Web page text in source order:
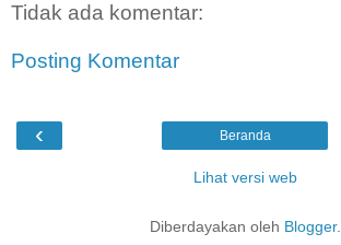
Tidak ada komentar:
Posting Komentar
‹ Beranda
Lihat versi web
Diberdayakan oleh Blogger.